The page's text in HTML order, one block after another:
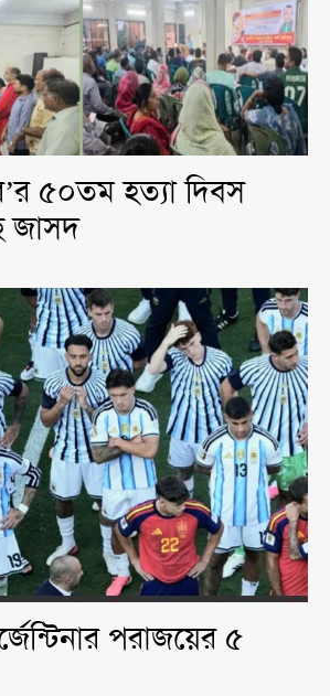
৫০তম হত্যা দিবস
জাসদ
পরাজয়ের ৫